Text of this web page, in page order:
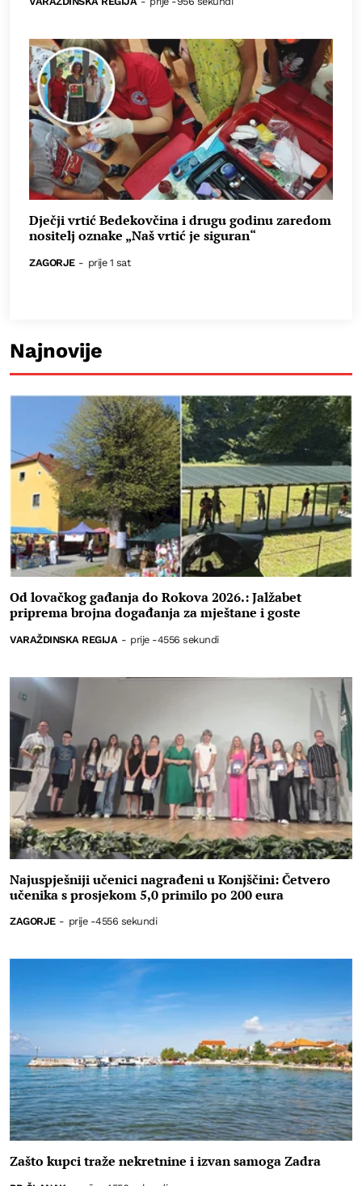
Dječji vrtić Bedekovčina i drugu godinu zaredom
nositelj oznake „Naš vrtić je siguran“
ZAGORJE - prije 1 sat
Najnovije
Od lovačkog gađanja do Rokova 2026.: Jalžabet
priprema brojna događanja za mještane i goste
VARAŽDINSKA REGIJA - prije -4556 sekundi
Najuspješniji učenici nagrađeni u Konjščini: Četvero
učenika s prosjekom 5,0 primilo po 200 eura
ZAGORJE - prije -4556 sekundi
Zašto kupci traže nekretnine i izvan samoga Zadra